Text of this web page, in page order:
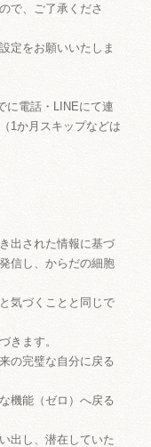
で、ご了承くださ
定をお願いいたしま
に電話・LINEにて連
1か月スキップなどは
出された情報に基づ
信し、からだの細胞
気づくことと同じで
きます。
の完璧な自分に戻る
機能（ゼロ）へ戻る
出し、潜在していた